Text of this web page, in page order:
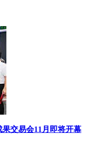
交易会11月即将开幕